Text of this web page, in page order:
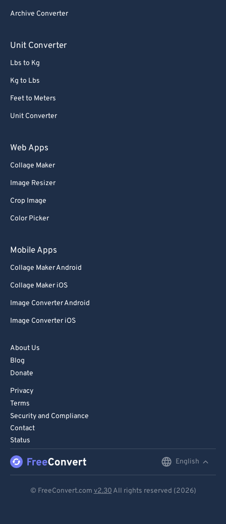
Archive Converter
Unit Converter
Lbs to Kg
Kg to Lbs
Feet to Meters
Unit Converter
Web Apps
Collage Maker
Image Resizer
Crop Image
Color Picker
Mobile Apps
Collage Maker Android
Collage Maker iOS
Image Converter Android
Image Converter iOS
About Us
Blog
Donate
Privacy
Terms
Security and Compliance
Contact
Status
English
© FreeConvert.com v2.30 All rights reserved (2026)